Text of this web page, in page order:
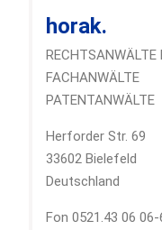
horak.
RECHTSANWÄLTE
FACHANWÄLTE
PATENTANWÄLTE
Herforder Str. 69
33602 Bielefeld
Deutschland
Fon 0521.43 06 06-